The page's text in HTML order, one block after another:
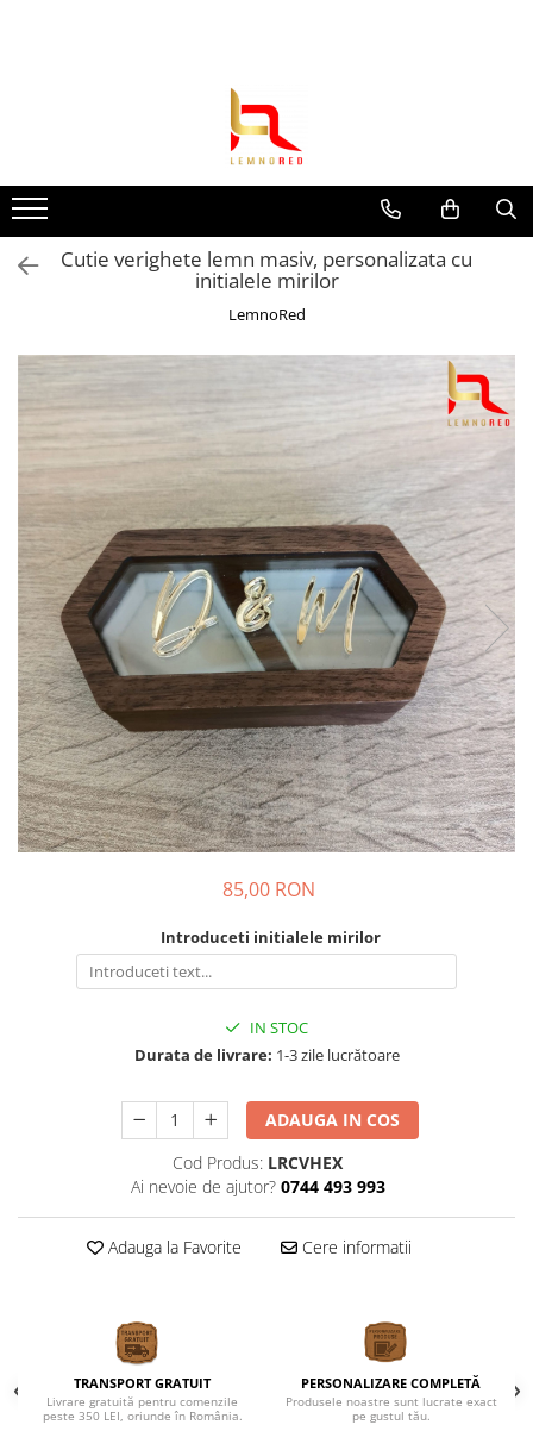
Toppere nunta
Toppere diverse
Toppere absolvire
Evantaie/frunze
Fluturasi (zeci de variante)
Figurine din
rasina/PVC/metal/polistiren
Toppere Craciun
Suporturi si platouri
Rame foto / Decoratiuni
Familie
Copii
Rame/trofee diverse meserii
Indragostiti
Cadouri pentru dascali
Religioase
Alte obiecte decorative
Evenimente speciale
Lumanari pentru tort
Propsuri si ghirlande
Accesorii nunta
Accesorii botez
Mărturii
Pachete cadou Craciun
Decoratiuni Paste
Cutie verighete lemn masiv, personalizata cu
initialele mirilor
LemnoRed
85,00 RON
Introduceti initialele mirilor
IN STOC
Durata de livrare: 1-3 zile lucrătoare
ADAUGA IN COS
Cod Produs: LRCVHEX
Ai nevoie de ajutor? 0744 493 993
Adauga la Favorite Cere informatii
TRANSPORT GRATUIT
Livrare gratuită pentru comenzile
peste 350 LEI, oriunde în România.
PERSONALIZARE COMPLETĂ
Produsele noastre sunt lucrate exact
pe gustul tău.